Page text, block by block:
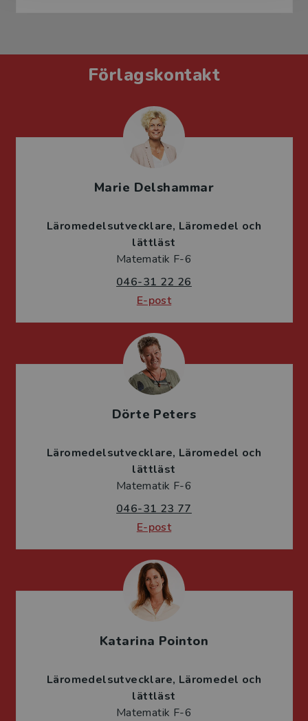
Förlagskontakt
Marie Delshammar
Läromedelsutvecklare Läromedel och
lättläst
Matematik F-6
046-31 22 26
E-post
Dörte Peters
Läromedelsutvecklare Läromedel och
lättläst
Matematik F-6
046-31 23 77
E-post
Katarina Pointon
Läromedelsutvecklare Läromedel och
lättläst
Matematik F-6